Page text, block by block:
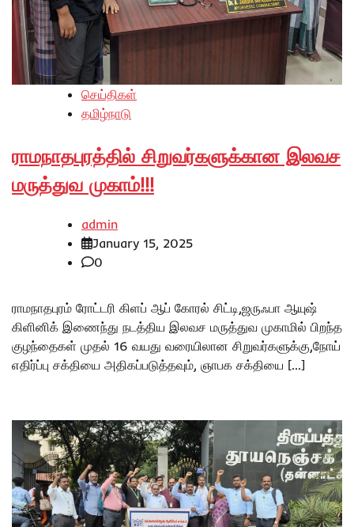
செய்திகள்
தமிழ்நாடு
ராமநாதபுரத்தில் சிறுவர்களுக்கான இலவச
மருத்துவ முகாம்!!!
admin
January 15, 2025
0
ராமநாதபுரம் ரோட்டரி கிளப் ஆப் கோரல் சிட்டி,ஜருஃபா ஆயுஷ்
கிளினிக் இணைந்து நடத்திய இலவச மருத்துவ முகாமில் பிறந்த
குழந்தைகள் முதல் 16 வயது வரையிலான சிறுவர்களுக்கு,நோய்
எதிர்ப்பு சக்தியை அதிகப்படுத்தவும், ஞாபக சக்தியை […]